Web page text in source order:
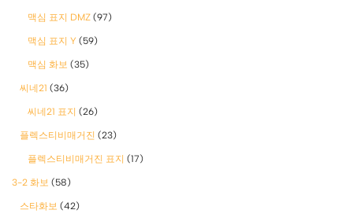
맥심 표지 DMZ (97)
맥심 표지 Y (59)
맥심 화보 (35)
씨네21 (36)
씨네21 표지 (26)
플렉스티비매거진 (23)
플렉스티비매거진 표지 (17)
3-2 화보 (58)
스타화보 (42)